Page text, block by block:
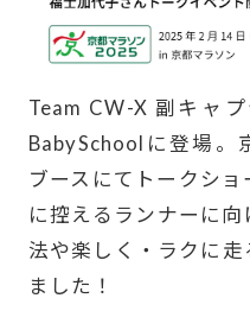
ブランドについて
ユーザーボイス
SHOPLIST
Team CW-X 副キャ
BabySchoolに登場。
ブースにてトークシ
に控えるランナーに
法や楽しく・ラクに
ました！